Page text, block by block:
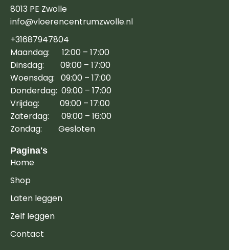
8013 PE Zwolle
info@vloerencentrumzwolle.nl
+31687947804
Maandag: 12:00 – 17:00
Dinsdag: 09:00 – 17:00
Woensdag: 09:00 – 17:00
Donderdag: 09:00 – 17:00
Vrijdag: 09:00 – 17:00
Zaterdag: 09:00 – 16:00
Zondag: Gesloten
Pagina's
Home
Shop
Laten leggen
Zelf leggen
Contact